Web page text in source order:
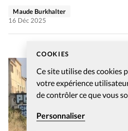
COOKIES
Ce site utilise des cookies
votre expérience
de contrôler ce que vous
Personnaliser
Maude Burkhalter
16 Déc 2025